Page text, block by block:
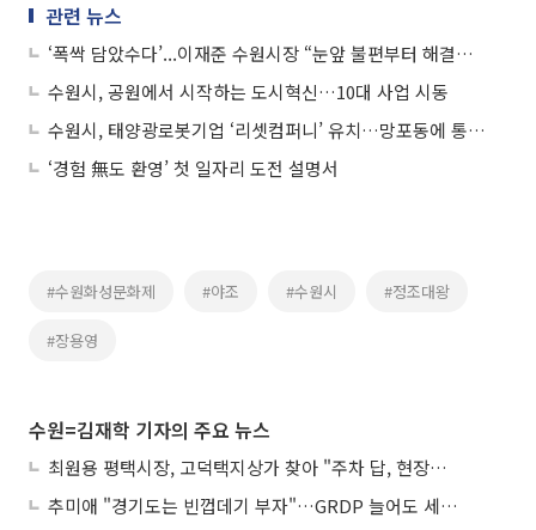
관련 뉴스
‘폭싹 담았수다’...이재준 수원시장 “눈앞 불편부터 해결…정조처럼 민심 듣겠다”
수원시, 공원에서 시작하는 도시혁신…10대 사업 시동
수원시, 태양광로봇기업 ‘리셋컴퍼니’ 유치…망포동에 통합이전
‘경험 無도 환영’ 첫 일자리 도전 설명서
#수원화성문화제 #야조 #수원시 #정조대왕
#장용영
수원=김재학 기자의 주요 뉴스
최원용 평택시장, 고덕택지상가 찾아 "주차 답, 현장에 있다"
추미애 "경기도는 빈껍데기 부자"…GRDP 늘어도 세입은 그대로